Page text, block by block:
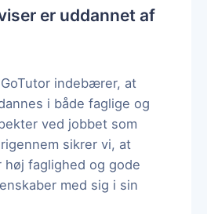
er uddannet af
indebærer, at
i både faglige og
ved jobbet som
sikrer vi, at
høj faglighed og gode
med sig i sin